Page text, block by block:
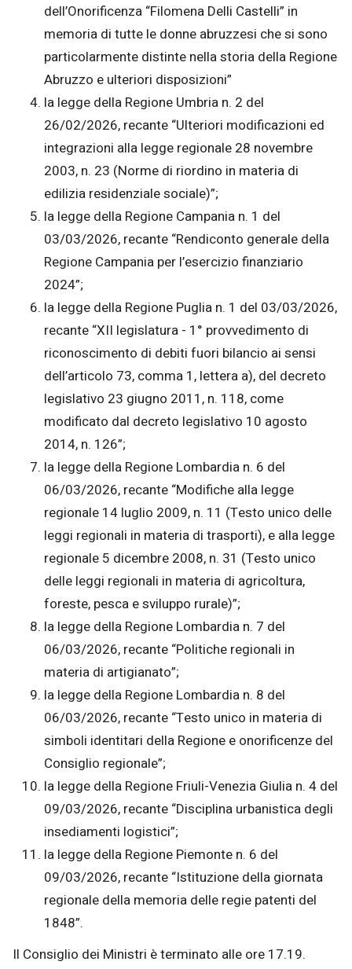
dell’Onorificenza “Filomena Delli Castelli” in
memoria di tutte le donne abruzzesi che si sono
particolarmente distinte nella storia della Regione
Abruzzo e ulteriori disposizioni”
la legge della Regione Umbria n. 2 del
26/02/2026, recante “Ulteriori modificazioni ed
integrazioni alla legge regionale 28 novembre
2003, n. 23 (Norme di riordino in materia di
edilizia residenziale sociale)”;
la legge della Regione Campania n. 1 del
03/03/2026, recante “Rendiconto generale della
Regione Campania per l’esercizio finanziario
2024”;
la legge della Regione Puglia n. 1 del 03/03/2026,
recante “XII legislatura - 1° provvedimento di
riconoscimento di debiti fuori bilancio ai sensi
dell’articolo 73, comma 1, lettera a), del decreto
legislativo 23 giugno 2011, n. 118, come
modificato dal decreto legislativo 10 agosto
2014, n. 126”;
la legge della Regione Lombardia n. 6 del
06/03/2026, recante “Modifiche alla legge
regionale 14 luglio 2009, n. 11 (Testo unico delle
leggi regionali in materia di trasporti), e alla legge
regionale 5 dicembre 2008, n. 31 (Testo unico
delle leggi regionali in materia di agricoltura,
foreste, pesca e sviluppo rurale)”;
la legge della Regione Lombardia n. 7 del
06/03/2026, recante “Politiche regionali in
materia di artigianato”;
la legge della Regione Lombardia n. 8 del
06/03/2026, recante “Testo unico in materia di
simboli identitari della Regione e onorificenze del
Consiglio regionale”;
la legge della Regione Friuli-Venezia Giulia n. 4 del
09/03/2026, recante “Disciplina urbanistica degli
insediamenti logistici”;
la legge della Regione Piemonte n. 6 del
09/03/2026, recante “Istituzione della giornata
regionale della memoria delle regie patenti del
1848”.
Il Consiglio dei Ministri è terminato alle ore 17.19.